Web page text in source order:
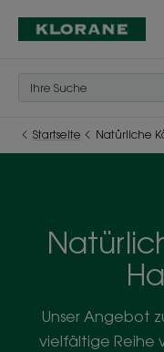
Startseite Natürliche
Unser Angebot
vielfältige Reihe